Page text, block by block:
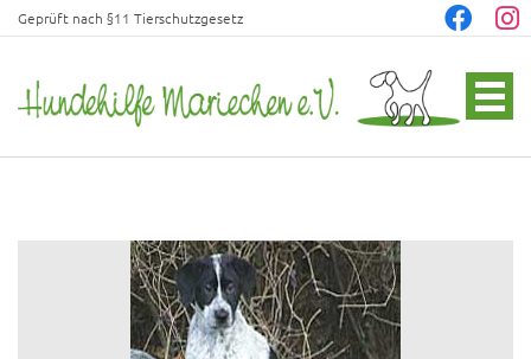
Geprüft nach §11 Tierschutzgesetz